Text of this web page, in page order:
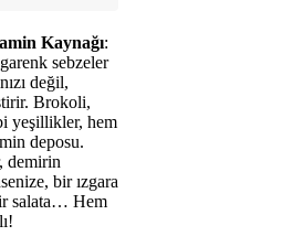
Kaynağı:
sebzeler
değil,
Brokoli,
yeşillikler, hem
deposu.
demirin
bir ızgara
salata… Hem